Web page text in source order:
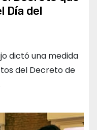
Día del
dictó una medida
del Decreto de